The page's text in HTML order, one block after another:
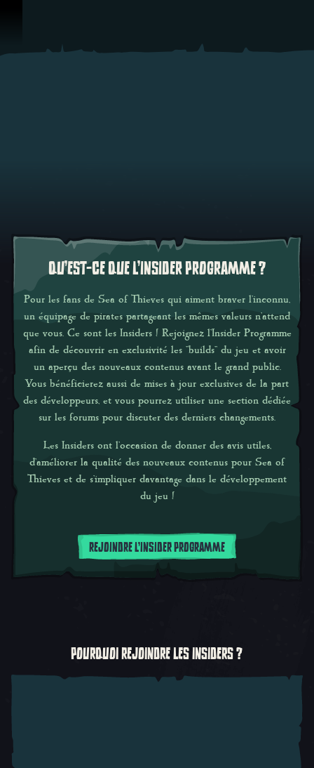
QU'EST-CE QUE L'INSIDER PROGRAMME ?
Pour les fans de Sea of Thieves qui aiment braver l'inconnu,
un équipage de pirates partageant les mêmes valeurs n'attend
que vous. Ce sont les Insiders ! Rejoignez l'Insider Programme
afin de découvrir en exclusivité les ''builds'' du jeu et avoir
un aperçu des nouveaux contenus avant le grand public.
Vous bénéficierez aussi de mises à jour exclusives de la part
des développeurs, et vous pourrez utiliser une section dédiée
sur les forums pour discuter des derniers changements.
Les Insiders ont l'occasion de donner des avis utiles,
d'améliorer la qualité des nouveaux contenus pour Sea of
Thieves et de s'impliquer davantage dans le développement
du jeu !
REJOINDRE L'INSIDER PROGRAMME
POURQUOI REJOINDRE LES INSIDERS ?